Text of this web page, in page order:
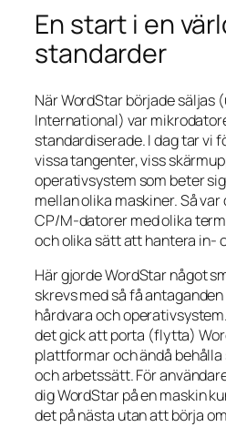
En start i en
standarder
När WordStar började säljas
International) var
standardiserade. I dag tar vi
vissa tangenter, viss
operativsystem som beter
mellan olika maskiner. Så
CP/M-datorer med olika
och olika sätt att hantera in-
Här gjorde WordStar något
skrevs med så få
hårdvara och
det gick att porta (flytta)
plattformar och ändå
och arbetssätt. För
dig WordStar på en maskin
det på nästa utan att börja